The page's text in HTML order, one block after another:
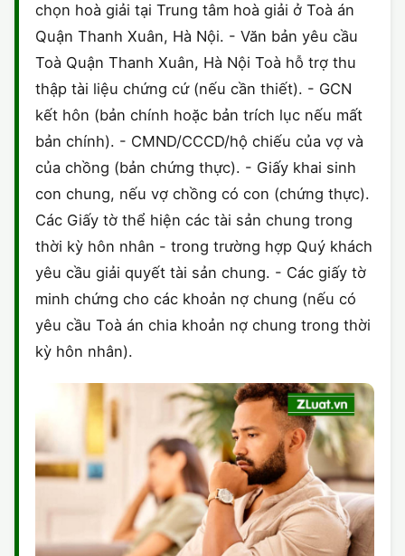
chọn hoà giải tại Trung tâm hoà giải ở Toà án
Quận Thanh Xuân, Hà Nội. - Văn bản yêu cầu
Toà Quận Thanh Xuân, Hà Nội Toà hỗ trợ thu
thập tài liệu chứng cứ (nếu cần thiết). - GCN
kết hôn (bản chính hoặc bản trích lục nếu mất
bản chính). - CMND/CCCD/hộ chiếu của vợ và
của chồng (bản chứng thực). - Giấy khai sinh
con chung, nếu vợ chồng có con (chứng thực).
Các Giấy tờ thể hiện các tài sản chung trong
thời kỳ hôn nhân - trong trường hợp Quý khách
yêu cầu giải quyết tài sản chung. - Các giấy tờ
minh chứng cho các khoản nợ chung (nếu có
yêu cầu Toà án chia khoản nợ chung trong thời
kỳ hôn nhân).